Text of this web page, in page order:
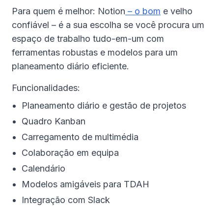
Para quem é melhor: Notion – o bom e velho
confiável – é a sua escolha se você procura um
espaço de trabalho tudo-em-um com
ferramentas robustas e modelos para um
planeamento diário eficiente.
Funcionalidades:
Planeamento diário e gestão de projetos
Quadro Kanban
Carregamento de multimédia
Colaboração em equipa
Calendário
Modelos amigáveis para TDAH
Integração com Slack